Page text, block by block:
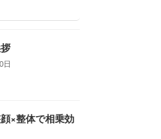
日
×整体で相乗効